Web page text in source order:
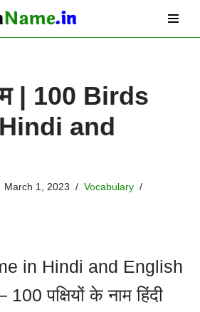
| 100 Birds
and
March 1, 2023
Vocabulary
in Hindi and English
पक्षियों के नाम हिंदी